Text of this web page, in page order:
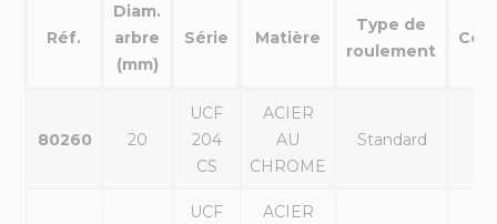
Réf.
Diam.
arbre
(mm)
Série Matière
Type de
roulement
80260 20
UCF
204
CS
ACIER
AU
CHROME
Standard
UCF
ACIER